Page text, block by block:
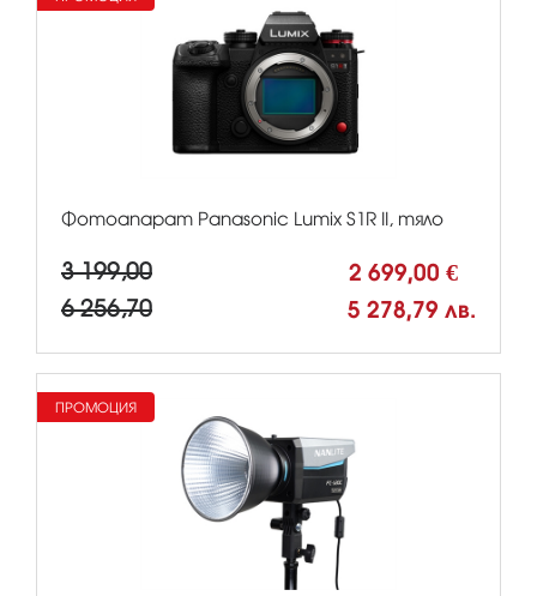
Фотоапарат Panasonic Lumix S1R II, тяло
3 199,00 2 699,00 €
6 256,70 5 278,79 лв.
ПРОМОЦИЯ